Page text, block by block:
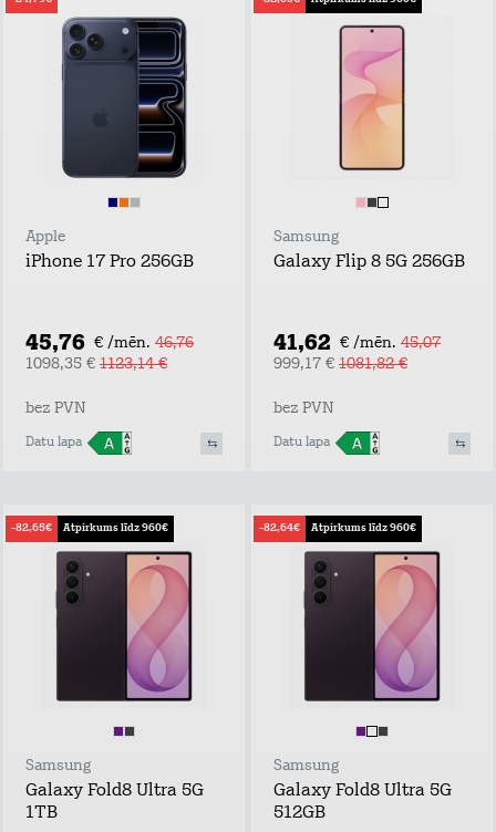
Apple
iPhone 17 Pro 256GB
45,76 € /mēn. 46,76
1098,35 € 1123,14 €
bez PVN
Datu lapa
Samsung
Galaxy Flip 8 5G 256GB
41,62 € /mēn. 45,07
999,17 € 1081,82 €
bez PVN
Datu lapa
-82,65€ Atpirkums līdz 960€
Samsung
Galaxy Fold8 Ultra 5G
1TB
-82,64€ Atpirkums līdz 960€
Samsung
Galaxy Fold8 Ultra 5G
512GB